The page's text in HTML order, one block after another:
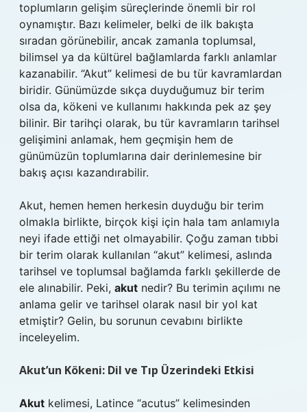
toplumların gelişim süreçlerinde önemli bir rol
oynamıştır. Bazı kelimeler, belki de ilk bakışta
sıradan görünebilir, ancak zamanla toplumsal,
bilimsel ya da kültürel bağlamlarda farklı anlamlar
kazanabilir. “Akut” kelimesi de bu tür kavramlardan
biridir. Günümüzde sıkça duyduğumuz bir terim
olsa da, kökeni ve kullanımı hakkında pek az şey
bilinir. Bir tarihçi olarak, bu tür kavramların tarihsel
gelişimini anlamak, hem geçmişin hem de
günümüzün toplumlarına dair derinlemesine bir
bakış açısı kazandırabilir.
Akut, hemen hemen herkesin duyduğu bir terim
olmakla birlikte, birçok kişi için hala tam anlamıyla
neyi ifade ettiği net olmayabilir. Çoğu zaman tıbbi
bir terim olarak kullanılan “akut” kelimesi, aslında
tarihsel ve toplumsal bağlamda farklı şekillerde de
ele alınabilir. Peki, akut nedir? Bu terimin açılımı ne
anlama gelir ve tarihsel olarak nasıl bir yol kat
etmiştir? Gelin, bu sorunun cevabını birlikte
inceleyelim.
Akut’un Kökeni: Dil ve Tıp Üzerindeki Etkisi
Akut kelimesi, Latince “acutus” kelimesinden